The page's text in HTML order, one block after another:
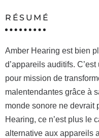
RÉSUMÉ
Amber Hearing est bien
d’appareils auditifs.
pour mission de
malentendantes grâce à
monde sonore ne devrait
Hearing, ce n’est plus le
alternative aux appareils